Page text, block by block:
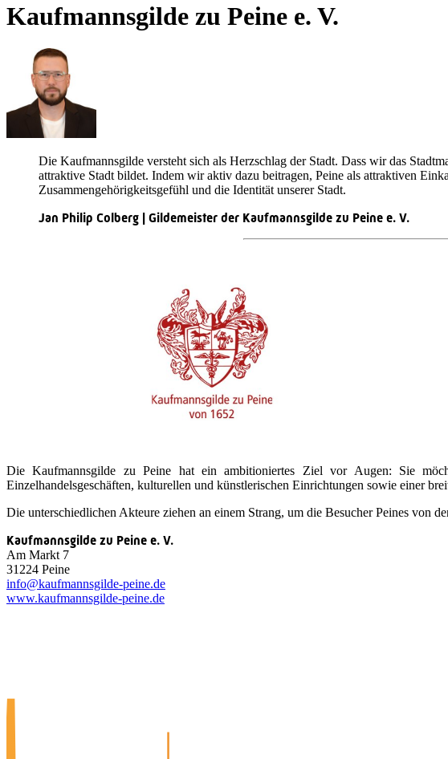
Kaufmannsgilde zu Peine e. V.
Die Kaufmannsgilde versteht sich als Herzschlag der Stadt. Dass wir das
attraktive Stadt bildet. Indem wir aktiv dazu beitragen, Peine als attraktiven
Zusammengehörigkeitsgefühl und die Identität unserer Stadt.
Jan Philip Colberg | Gildemeister der Kaufmannsgilde zu Peine e. V.
Die Kaufmannsgilde zu Peine hat ein ambitioniertes Ziel vor Augen: Sie
Einzelhandelsgeschäften, kulturellen und künstlerischen Einrichtungen sowie einer
Die unterschiedlichen Akteure ziehen an einem Strang, um die Besucher Peines von
Kaufmannsgilde zu Peine e. V.
Am Markt 7
31224 Peine
info@kaufmannsgilde-peine.de
www.kaufmannsgilde-peine.de
Stadt Peine
Peine.NextLevel
Citymanagement
Newsletter